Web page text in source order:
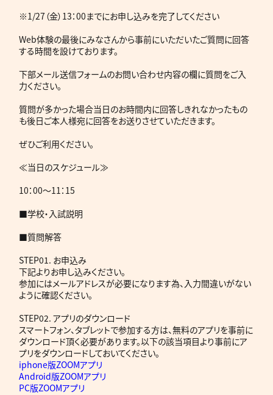
※1/27（金）13：00までにお申し込みを完了してください
Web体験の最後にみなさんから事前にいただいたご質問に回答
する時間を設けております。
下部メール送信フォームのお問い合わせ内容の欄に質問をご入
力ください。
質問が多かった場合当日のお時間内に回答しきれなかったもの
も後日ご本人様宛に回答をお送りさせていただきます。
ぜひご利用ください。
≪当日のスケジュール≫
10：00～11：15
■学校・入試説明
■質問解答
STEP01. お申込み
下記よりお申し込みください。
参加にはメールアドレスが必要になります為、入力間違いがない
ように確認ください。
STEP02. アプリのダウンロード
スマートフォン、タブレットで参加する方は、無料のアプリを事前に
ダウンロード頂く必要があります。以下の該当項目より事前にア
プリをダウンロードしておいてください。
iphone版ZOOMアプリ
Android版ZOOMアプリ
PC版ZOOMアプリ